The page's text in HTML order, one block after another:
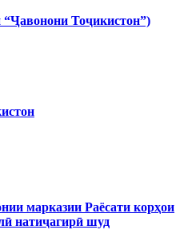
Тоҷикистон”)
марказии Раёсати корҳои
натиҷагирӣ шуд